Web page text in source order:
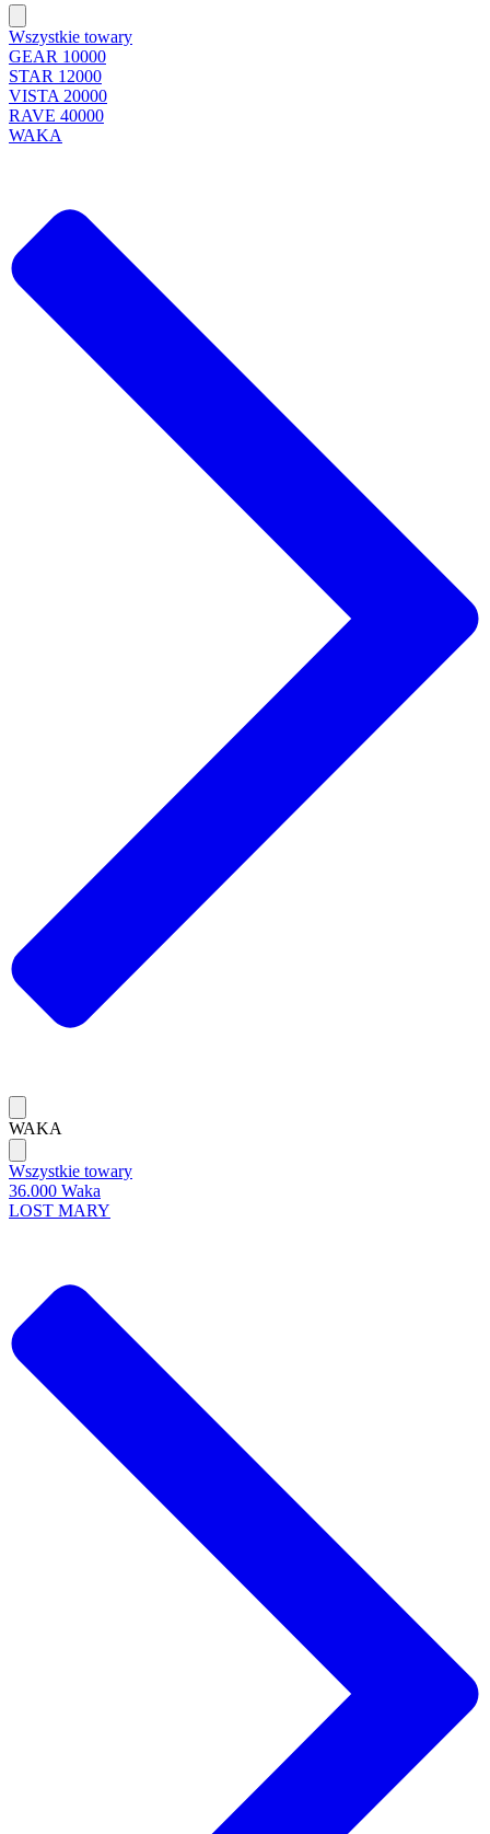
Wszystkie towary
GEAR 10000
STAR 12000
VISTA 20000
RAVE 40000
WAKA
WAKA
Wszystkie towary
36.000 Waka
LOST MARY